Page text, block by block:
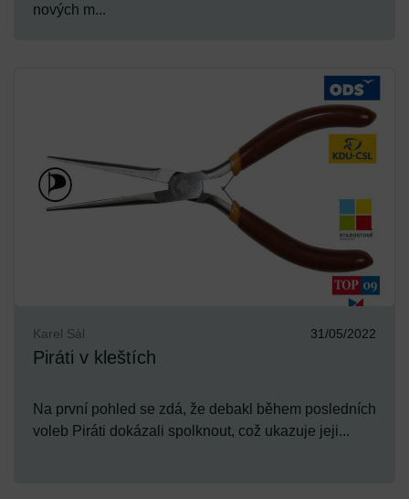
nových m...
Karel Sál 31/05/2022
Piráti v kleštích
Na první pohled se zdá, že debakl během posledních
voleb Piráti dokázali spolknout, což ukazuje jeji...